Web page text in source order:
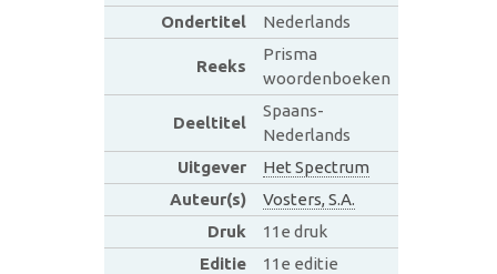
Ondertitel
Nederlands
Reeks
Prisma
woordenboeken
Deeltitel
Spaans-
Nederlands
Uitgever
Het Spectrum
Auteur(s)
Vosters, S.A.
Druk
11e druk
Editie
11e editie